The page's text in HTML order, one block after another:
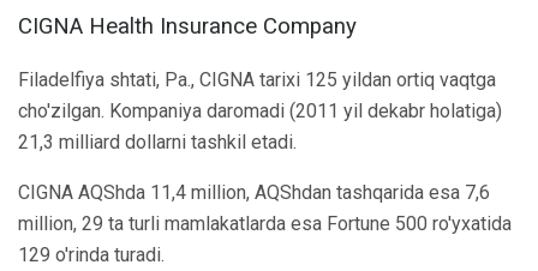
CIGNA Health Insurance Company
Filadelfiya shtati, Pa., CIGNA tarixi 125 yildan ortiq vaqtga
cho'zilgan. Kompaniya daromadi (2011 yil dekabr holatiga)
21,3 milliard dollarni tashkil etadi.
CIGNA AQShda 11,4 million, AQShdan tashqarida esa 7,6
million, 29 ta turli mamlakatlarda esa Fortune 500 ro'yxatida
129 o'rinda turadi.